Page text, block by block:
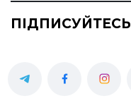
ПІДПИСУЙТЕСЬ